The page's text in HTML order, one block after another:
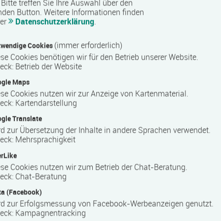
- 12:30 Uhr
Unsicherheiten und Berührungsängste aus.
Vorurteile herrschen bei Jugendlichen. Schule kann als
erreicht, einen wichtigen Beitrag zum Abbau
Identitätsfindung von Jugendlichen leisten.
ist, Lehrer*innen und Pädagog*innen Wissen zur
und die Frage „Was kann ich zur Thematik im
und wie?“, helfen zu beantworten.
alle, die die Themen im Unterricht oder außerschulisch
Sexualität und Geschlecht,
von Kindern Jugendlichen,
von Kindern und Jugendlichen,
u.a. zur Unterrichtgestaltung sowie
treffen Sie Ihre Auswahl über den
Button. Weitere Informationen finden
Datenschutzerklärung.
Cookies (immer erforderlich)
Cookies benötigen wir für den Betrieb unserer Website.
: Betrieb der Website
Maps
Cookies nutzen wir zur Anzeige von Kartenmaterial.
: Kartendarstellung
Translate
zur Übersetzung der Inhalte in andere Sprachen verwendet.
: Mehrsprachigkeit
Cookies nutzen wir zum Betrieb der Chat-Beratung.
: Chat-Beratung
(Facebook)
zur Erfolgsmessung von Facebook-Werbeanzeigen genutzt.
: Kampagnentracking